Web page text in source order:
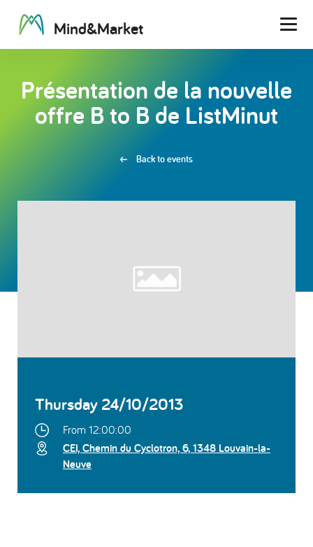
Mind&Market
Présentation de la nouvelle
offre B to B de ListMinut
Back to events
Thursday 24/10/2013
From 12:00:00
CEI, Chemin du Cyclotron, 6, 1348 Louvain-la-
Neuve